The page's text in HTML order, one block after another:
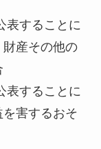
表することに
産その他の
表することに
害するおそ